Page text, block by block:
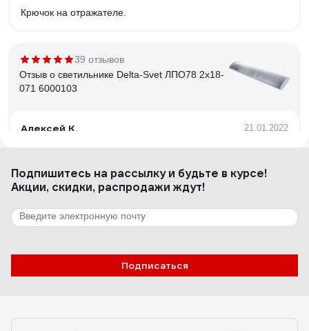
Крючок на отражателе.
39 отзывов
Отзыв о светильнике Delta-Svet ЛПО78 2х18-
071 6000103
Алексей К. 21.01.2022
Хорошо собран. Нет бестолковых боковых пластмассовых
Такие штуки вечно сохли, трескались и отваливались, а
рассеиватель падал и разбивался. Сейчас такого в этом
6 отзывов
Подпишитесь на рассылкуи будьте в курсе!
Акции, скидки, распродажи ждут!
Подписаться